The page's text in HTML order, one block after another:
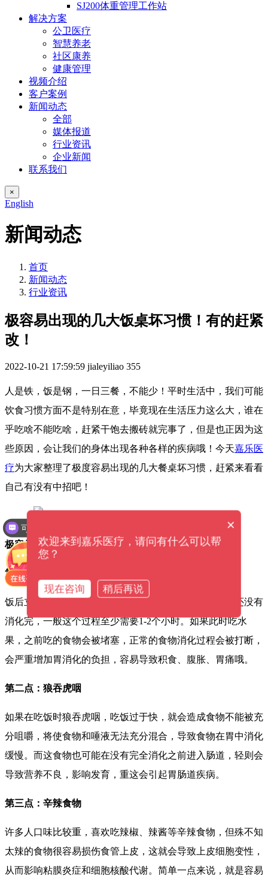
SJ200体重管理工作站
解决方案
公卫医疗
智慧养老
社区康养
健康管理
视频介绍
客户案例
新闻动态
全部
媒体报道
行业资讯
企业新闻
联系我们
×
English
新闻动态
首页
新闻动态
行业资讯
极容易出现的几大饭桌坏习惯！有的赶紧
改！
2022-10-21 17:59:59 jialeyiliao 355
人是铁，饭是钢，一日三餐，不能少！平时生活中，我们可能
饮食习惯方面不是特别在意，毕竟现在生活压力这么大，谁在
乎吃啥不能吃啥，赶紧干饱去搬砖就完事了，但是也正因为这
些原因，会让我们的身体出现各种各样的疾病哦！今天嘉乐医
疗为大家整理了极度容易出现的几大餐桌坏习惯，赶紧来看看
自己有没有中招吧！
极容易出现几大餐桌坏习惯！
第一点：饭后立即吃水果
饭后立即吃水果会增加胃的负担！因为饭后胃里的食物还没有
消化完，一般这个过程至少需要1-2个小时。如果此时吃水
果，之前吃的食物会被堵塞，正常的食物消化过程会被打断，
会严重增加胃消化的负担，容易导致积食、腹胀、胃痛哦。
第二点：狼吞虎咽
如果在吃饭时狼吞虎咽，吃饭过于快，就会造成食物不能被充
分咀嚼，将使食物和唾液无法充分混合，导致食物在胃中消化
缓慢。而这食物也可能在没有完全消化之前进入肠道，轻则会
导致营养不良，影响发育，重这会引起胃肠道疾病。
第三点：辛辣食物
许多人口味比较重，喜欢吃辣椒、辣酱等辛辣食物，但殊不知
太辣的食物很容易损伤食管上皮，这就会导致上皮细胞变性，
从而影响粘膜炎症和细胞核酸代谢。简单一点来说，就是容易
×
欢迎来到嘉乐医疗，请问有什么可以帮
您？
现在咨询 稍后再说